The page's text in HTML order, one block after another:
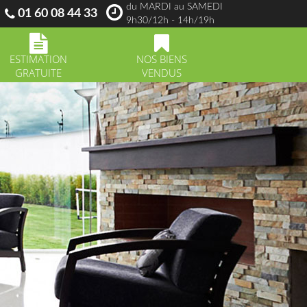
01 60 08 44 33
du MARDI au SAMEDI
9h30/12h - 14h/19h
ESTIMATION
GRATUITE
NOS BIENS
VENDUS